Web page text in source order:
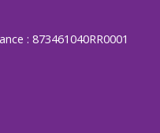
: 873461040RR0001